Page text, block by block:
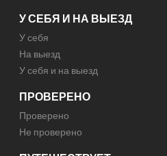
У СЕБЯ И НА ВЫЕЗД
У себя
На выезд
У себя и на выезд
ПРОВЕРЕНО
Проверено
Не проверено